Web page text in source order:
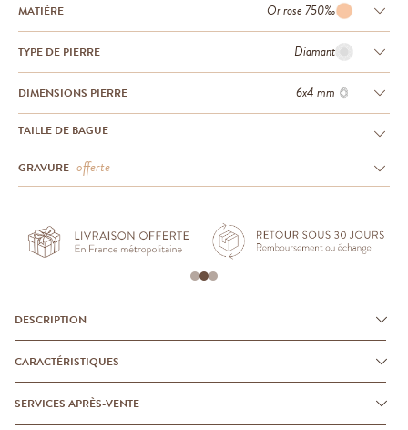
MATIÈRE Or rose 750‰
TYPE DE PIERRE Diamant
DIMENSIONS PIERRE 6x4 mm
TAILLE DE BAGUE
GRAVURE offerte
DESCRIPTION
CARACTÉRISTIQUES
SERVICES APRÈS-VENTE